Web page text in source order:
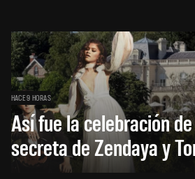
HACE 9 HORAS
Así fue la celebración
secreta de Zendaya y